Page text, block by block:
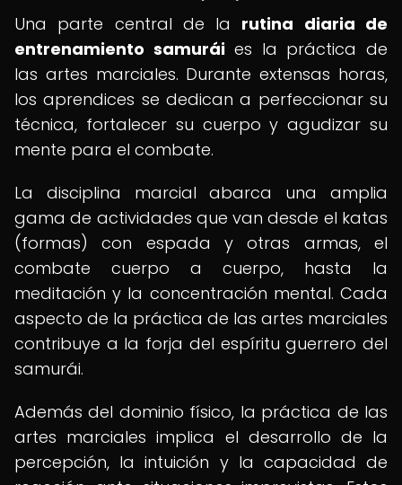
Una parte central de la rutina diaria de
entrenamiento samuráies la práctica de
las artes marciales. Durante extensas horas,
los aprendices se dedican a perfeccionar su
técnica, fortalecer su cuerpo y agudizar su
mente para el combate.
La disciplina marcial abarca una amplia
gama de actividades que van desde el katas
(formas) con espada y otras armas, el
combate cuerpo a cuerpo, hasta la
meditación y la concentración mental. Cada
aspecto de la práctica de las artes marciales
contribuye a la forja del espíritu guerrero del
samurái.
Además del dominio físico, la práctica de las
artes marciales implica el desarrollo de la
percepción, la intuición y la capacidad de